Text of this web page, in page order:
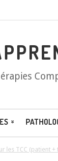
les TCC (patient